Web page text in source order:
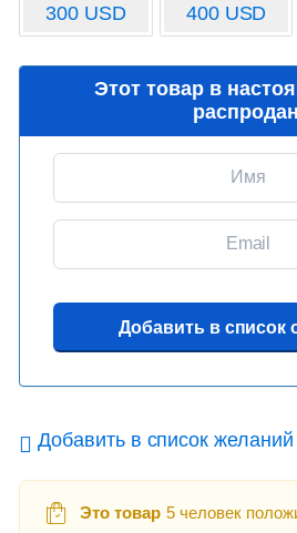
300 USD 400 USD
Этот товар в
Добавить в список желаний
Это товар 5 человек